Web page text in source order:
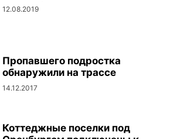
12.08.2019
Пропавшего подростка
обнаружили на трассе
14.12.2017
Коттеджные поселки под